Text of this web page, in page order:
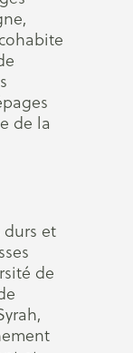
de la
durs et
de